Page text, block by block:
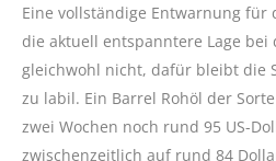
Eine vollständige Entwarnung
die aktuell entspanntere Lage bei
gleichwohl nicht, dafür bleibt die
zu labil. Ein Barrel Rohöl der
zwei Wochen noch rund 95 US-
zwischenzeitlich auf rund 84